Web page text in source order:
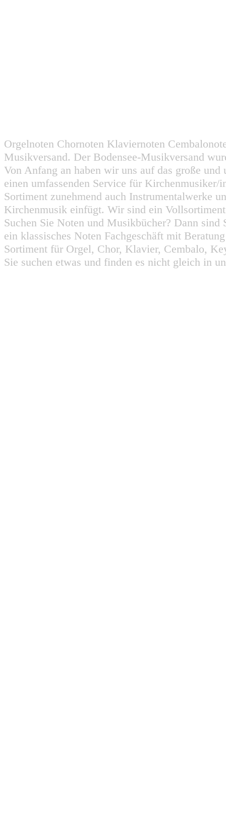
Orgelnoten Chornoten Klaviernoten
Musikversand. Der Bodensee-Musikversand
Von Anfang an haben wir uns auf das große
einen umfassenden Service für
Sortiment zunehmend auch Instrumentalwerke
Kirchenmusik einfügt. Wir sind ein
Suchen Sie Noten und Musikbücher? Dann
ein klassisches Noten Fachgeschäft mit
Sortiment für Orgel, Chor, Klavier, Cembalo,
Sie suchen etwas und finden es nicht gleich in